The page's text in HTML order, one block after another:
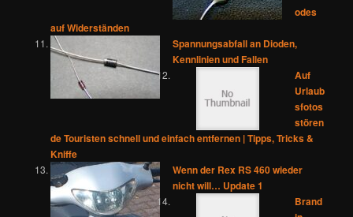
odes
auf Widerständen
Spannungsabfall an Dioden,
Kennlinien und Fallen
Auf
Urlaub
sfotos
stören
de Touristen schnell und einfach entfernen | Tipps, Tricks &
Kniffe
Wenn der Rex RS 460 wieder
nicht will… Update 1
Brand